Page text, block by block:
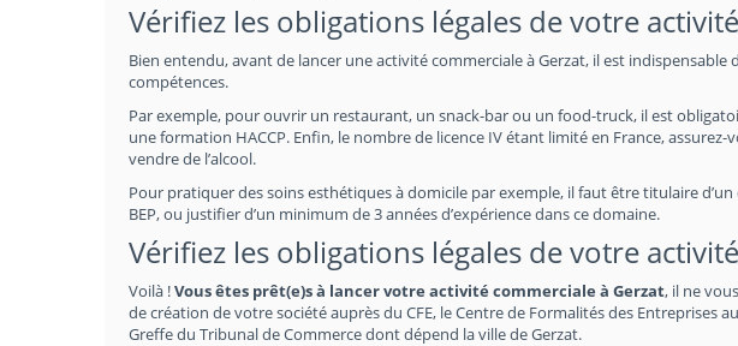
Vérifiez les obligations légales de votre
Bien entendu, avant de lancer une activité commerciale à Gerzat, il est
compétences.
Par exemple, pour ouvrir un restaurant, un snack-bar ou un food-truck, il est
une formation HACCP. Enfin, le nombre de licence IV étant limité en France,
vendre de l’alcool.
Pour pratiquer des soins esthétiques à domicile par exemple, il faut être titulaire d’un
BEP, ou justifier d’un minimum de 3 années d’expérience dans ce domaine.
Vérifiez les obligations légales de votre
Voilà !Vous êtes prêt(e)s à lancer votre activité commerciale à Gerzat, il ne
de création de votre société auprès du CFE, le Centre de Formalités des Entreprises
Greffe du Tribunal de Commerce dont dépend la ville de Gerzat.